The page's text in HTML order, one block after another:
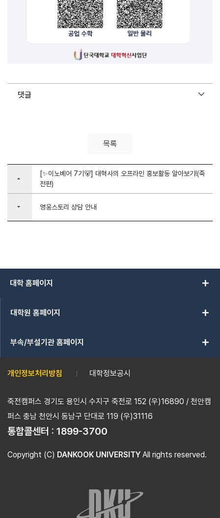
댓글
목록
arrow_drop_up
[✨이노베어 7기🐻] 대혁사의 오프라인 홍보활동 알아보기!(죽
전편)
arrow_drop_down 영웅스토리 상담 안내
대학 홈페이지 add
대학원 홈페이지 add
부속/부설기관 홈페이지 add
개인정보처리방침 대학정보공시
죽전캠퍼스 경기도 용인시 수지구 죽전로 152 (우)16890 / 천안캠
퍼스 충남 천안시 동남구 단대로 119 (우)31116
통합콜센터 : 1899-3700
Copyright (C) DANKOOK UNIVERSITY All rights reserved.